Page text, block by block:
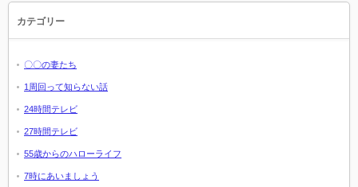
カテゴリー
〇〇の妻たち
1周回って知らない話
24時間テレビ
27時間テレビ
55歳からのハローライフ
7時にあいましょう